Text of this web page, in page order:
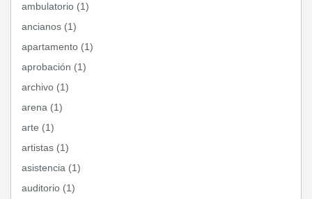
ambulatorio (1)
ancianos (1)
apartamento (1)
aprobación (1)
archivo (1)
arena (1)
arte (1)
artistas (1)
asistencia (1)
auditorio (1)